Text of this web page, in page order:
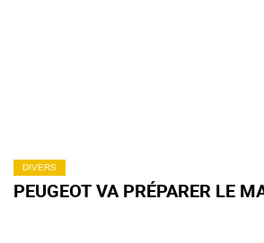
DIVERS
PEUGEOT VA PRÉPARER LE